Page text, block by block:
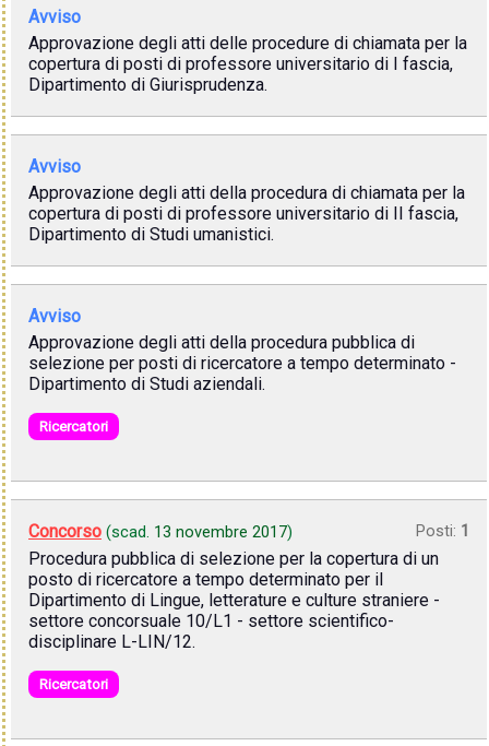
Avviso
Approvazione degli atti delle procedure di chiamata per la
copertura di posti di professore universitario di I fascia,
Dipartimento di Giurisprudenza.
Avviso
Approvazione degli atti della procedura di chiamata per la
copertura di posti di professore universitario di II fascia,
Dipartimento di Studi umanistici.
Avviso
Approvazione degli atti della procedura pubblica di
selezione per posti di ricercatore a tempo determinato -
Dipartimento di Studi aziendali.
Ricercatori
Concorso (scad. 13 novembre 2017) Posti: 1
Procedura pubblica di selezione per la copertura di un
posto di ricercatore a tempo determinato per il
Dipartimento di Lingue, letterature e culture straniere -
settore concorsuale 10/L1 - settore scientifico-
disciplinare L-LIN/12.
Ricercatori